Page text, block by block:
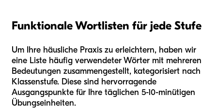
Funktionale Wortlisten für jede Stufe
Um Ihre häusliche Praxis zu erleichtern, haben wir
eine Liste häufig verwendeter Wörter mit mehreren
Bedeutungen zusammengestellt, kategorisiert nach
Klassenstufe. Diese sind hervorragende
Ausgangspunkte für Ihre täglichen 5-10-minütigen
Übungseinheiten.